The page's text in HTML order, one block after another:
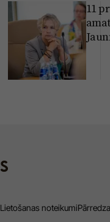
11
Lietošanas noteikumi